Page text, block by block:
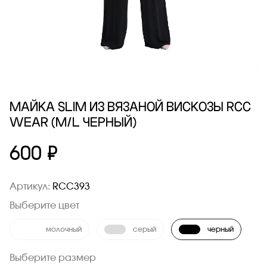
МАЙКА SLIM ИЗ ВЯЗАНОЙ ВИСКОЗЫ RCC
WEAR (M/L ЧЕРНЫЙ)
600 ₽
Артикул: RCC393
Выберите размер
Выберите цвет
молочный серый черный